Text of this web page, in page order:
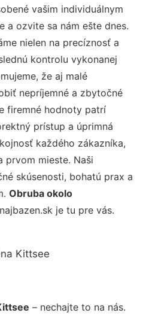
vašim individuálnym
a ozvite sa nám ešte dnes.
nielen na precíznosť a
kontrolu vykonanej
že aj malé
nepríjemné a zbytočné
firemné hodnoty patrí
prístup a úprimná
každého zákazníka,
prvom mieste. Naši
skúsenosti, bohatú prax a
Obruba okolo
je tu pre vás.
– nechajte to na nás.